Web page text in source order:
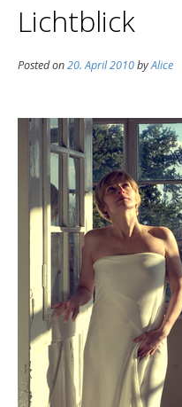
Lichtblick
Posted on20. April 2010byAlice